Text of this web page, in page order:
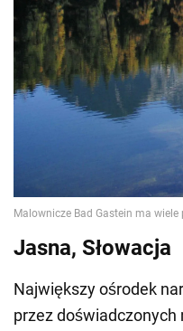
Jasna, Słowacja
Największy ośrodek
przez